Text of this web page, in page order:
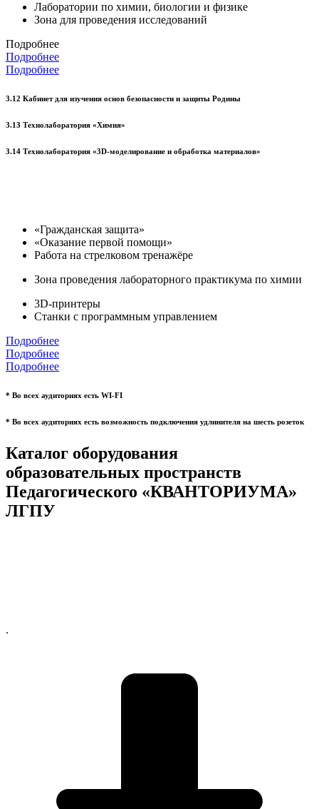
Лаборатории по химии, биологии и физике
Зона для проведения исследований
Подробнее
Подробнее
Подробнее
3.12 Кабинет для изучения основ безопасности и защиты Родины
3.13 Технолаборатория «Химия»
3.14 Технолаборатория «3D-моделирование и обработка материалов»
«Гражданская защита»
«Оказание первой помощи»
Работа на стрелковом тренажёре
Зона проведения лабораторного практикума по химии
3D-принтеры
Станки с программным управлением
Подробнее
Подробнее
Подробнее
* Во всех аудиториях есть WI-FI
* Во всех аудиториях есть возможность подключения удлинителя на шесть розеток
Каталог оборудования
образовательных пространств
Педагогического «КВАНТОРИУМА»
ЛГПУ
.